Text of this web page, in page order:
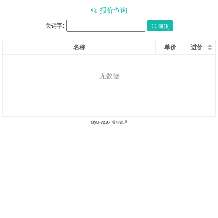
报价查询
关键字: 查询
名称 单价 进价
无数据
layui-v2.9.7 后台管理